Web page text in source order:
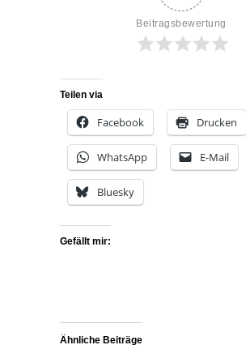
Beitragsbewertung
Teilen via
Facebook Drucken
WhatsApp E-Mail
Bluesky
Gefällt mir:
Ähnliche Beiträge